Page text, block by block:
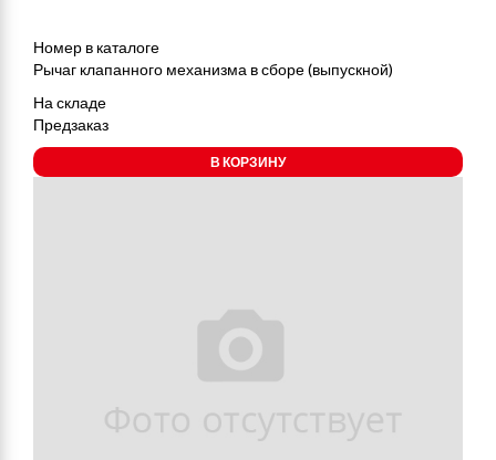
Номер в каталоге
Рычаг клапанного механизма в сборе (выпускной)
На складе
Предзаказ
В КОРЗИНУ